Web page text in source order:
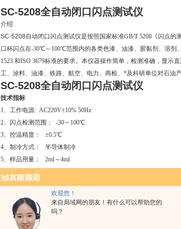
欢迎您！
来自局域网的朋友！有什么可以帮助您的
吗？
SC-5208全自动闭口闪点测试仪
介绍
SC-5208自动闭口闪点测试仪是按照国家标准GB/T 5208《闪点
口杯闪点在-30℃～100℃范围内的各类色漆、油漆、胶黏剂、溶剂
1523 和ISO 3679标准的要求。本仪器操作简单，检测准确，显示
工、涂料、油漆、铁路、航空、电力、商检、*及科研单位对石油
SC-5208全自动闭口闪点测试仪
技术指标
1、工作电源: AC220V±10% 50Hz
2、闪点检测范围： -30～100℃
3、控温精度： ±0.5℃
4、制冷方式： 半导体制冷
5、样品用量： 2ml～4ml
8、相对湿度： 30～80RH。
SC-5208全 自动闭口闪点测试仪
性能特点